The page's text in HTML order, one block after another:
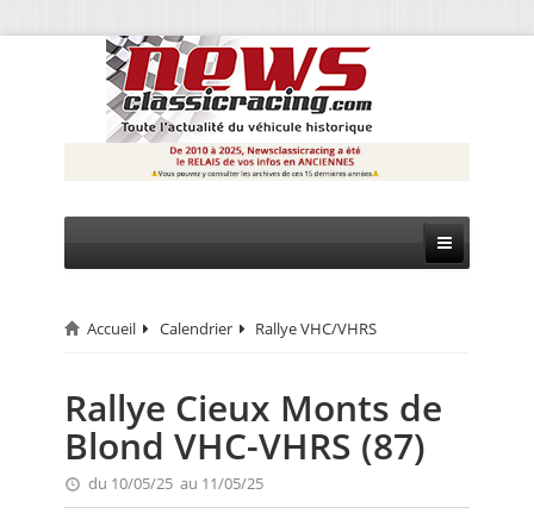
CIRCUIT
RALLYE
MONTAGNE
EVÈNEMENTS
Accueil Calendrier Rallye VHC/VHRS
Rallye Cieux Monts de
Blond VHC-VHRS (87)
du 10/05/25 au 11/05/25